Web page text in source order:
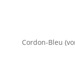
Cordon-Bleu